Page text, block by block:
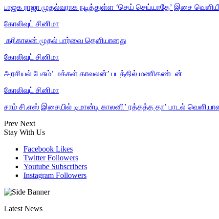
பாஜக ராஜா முதல்வராக நடித்துள்ள ‘செய் செய்யாதே’ இசை
கோலிவுட் சினிமா
‎ கரிகாலன் முதல் பார்வை தெளியானது
கோலிவுட் சினிமா
அரசியல் பேசும்’ மக்கள் காவலன்’ படத்தில் மணிகண்டன்
கோலிவுட் சினிமா
சாம் சி.எஸ் இசையில் டிமான்டி காலனி’ ரத்தத்த தா’ பாடல்
Prev Next
Stay With Us
Facebook Likes
Twitter Followers
Youtube Subscribers
Instagram Followers
Latest News